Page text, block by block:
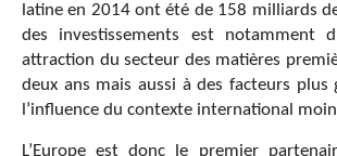
latine en 2014 ont été de 158 milliards
des investissements est notamment
attraction du secteur des matières
deux ans mais aussi à des facteurs plus
l’influence du contexte international
L’Europe est donc le premier